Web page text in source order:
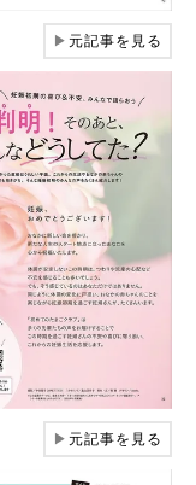
▶元記事を見る
▶元記事を見る